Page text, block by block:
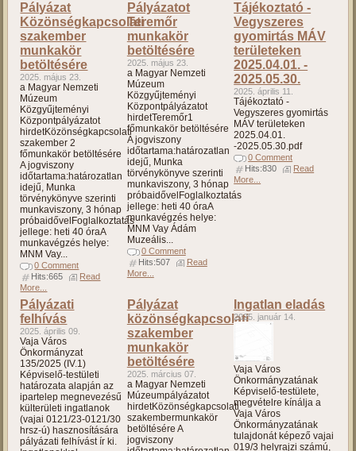
Pályázat
Közönségkapcsolati
szakember
munkakör
betöltésére
2025. május 23.
a Magyar Nemzeti
Múzeum
Közgyűjteményi
Központpályázatot
hirdetKözönségkapcsolati
szakember 2
főmunkakör betöltésére
A jogviszony
időtartama:határozatlan
idejű, Munka
törvénykönyve szerinti
munkaviszony, 3 hónap
próbaidővelFoglalkoztatás
jellege: heti 40 óraA
munkavégzés helye:
MNM Vay...
0 Comment
Hits:665
Read
More...
Pályázatot
Teremőr
munkakör
betöltésére
2025. május 23.
a Magyar Nemzeti
Múzeum
Közgyűjteményi
Központpályázatot
hirdetTeremőr1
főmunkakör betöltésére
A jogviszony
időtartama:határozatlan
idejű, Munka
törvénykönyve szerinti
munkaviszony, 3 hónap
próbaidővelFoglalkoztatás
jellege: heti 40 óraA
munkavégzés helye:
MNM Vay Ádám
Muzeális...
0 Comment
Hits:507
Read
More...
Tájékoztató -
Vegyszeres
gyomirtás MÁV
területeken
2025.04.01. -
2025.05.30.
2025. április 11.
Tájékoztató -
Vegyszeres gyomirtás
MÁV területeken
2025.04.01.
-2025.05.30.pdf
0 Comment
Hits:830
Read
More...
Pályázati
felhívás
2025. április 09.
Vaja Város
Önkormányzat
135/2025 (IV.1)
Képviselő-testületi
határozata alapján az
ipartelep megnevezésű
külterületi ingatlanok
(vajai 0121/23-0121/30
hrsz-ú) hasznosítására
pályázati felhívást ír ki.
Pályázat
közönségkapcsolati
szakember
munkakör
betöltésére
2025. március 07.
a Magyar Nemzeti
Múzeumpályázatot
hirdetKözönségkapcsolati
szakembermunkakör
betöltésére A
jogviszony
Ingatlan eladás
2025. január 14.
Vaja Város
Önkormányzatának
Képviselő-testülete,
megvételre kínálja a
Vaja Város
Önkormányzatának
tulajdonát képező vajai
019/3 helyrajzi számú,